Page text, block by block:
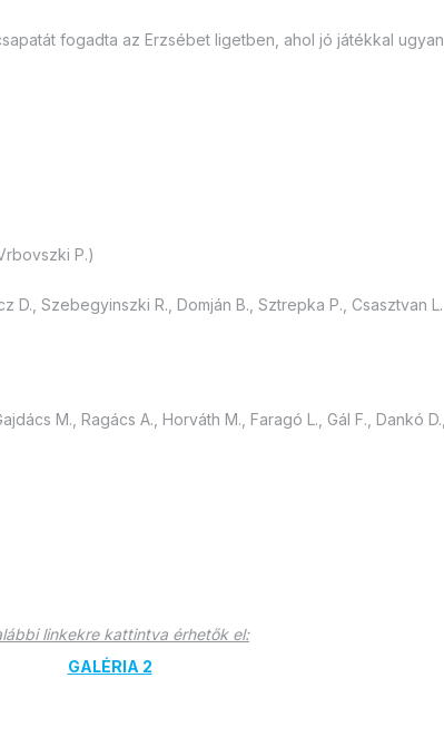
fogadta az Erzsébet ligetben, ahol jó játékkal ugyan,
P.)
D., Szebegyinszki R., Domján B., Sztrepka P., Csasztvan L.
M., Ragács A., Horváth M., Faragó L., Gál F., Dankó D.,
linkekre kattintva érhetők el:
GALÉRIA 2